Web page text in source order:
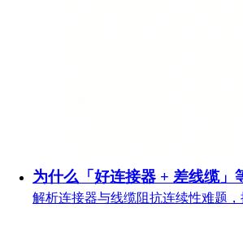
为什么「好连接器 + 差线缆」
解析连接器与线缆阻抗连续性难题